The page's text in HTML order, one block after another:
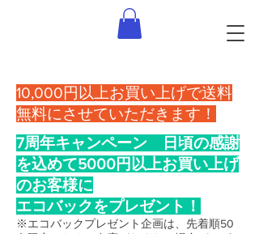
10,000円以上お買い上げで送料
無料にさせていただきます！
7周年キャンペーン 日頃の感謝
を込めて5000円以上お買い上げ
のお客様に
​エコバックをプレゼント！
※エコバックプレゼント企画は、先着順50